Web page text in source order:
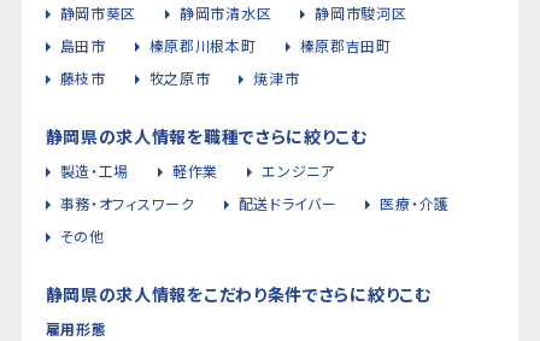
静岡市葵区
静岡市清水区
静岡市駿河区
島田市
榛原郡川根本町
榛原郡吉田町
藤枝市
牧之原市 焼津市
静岡県の求人情報を職種でさらに絞りこむ
製造・工場 軽作業
エンジニア
事務・オフィスワーク
配送ドライバー
医療・介護
その他
静岡県の求人情報をこだわり条件でさらに絞りこむ
雇用形態